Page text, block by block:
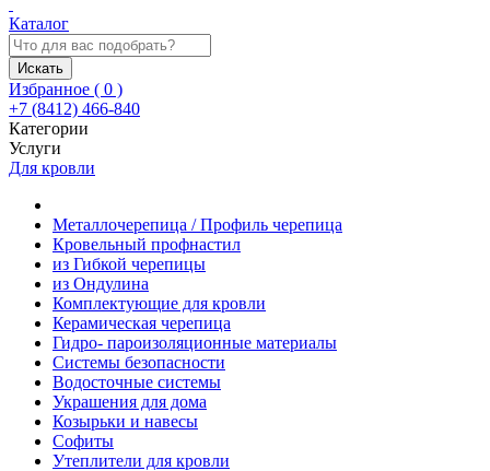
Каталог
Искать
Избранное ( 0 )
+7 (8412) 466-840
Категории
Услуги
Для кровли
Металлочерепица / Профиль черепица
Кровельный профнастил
из Гибкой черепицы
из Ондулина
Комплектующие для кровли
Керамическая черепица
Гидро- пароизоляционные материалы
Системы безопасности
Водосточные системы
Украшения для дома
Козырьки и навесы
Софиты
Утеплители для кровли